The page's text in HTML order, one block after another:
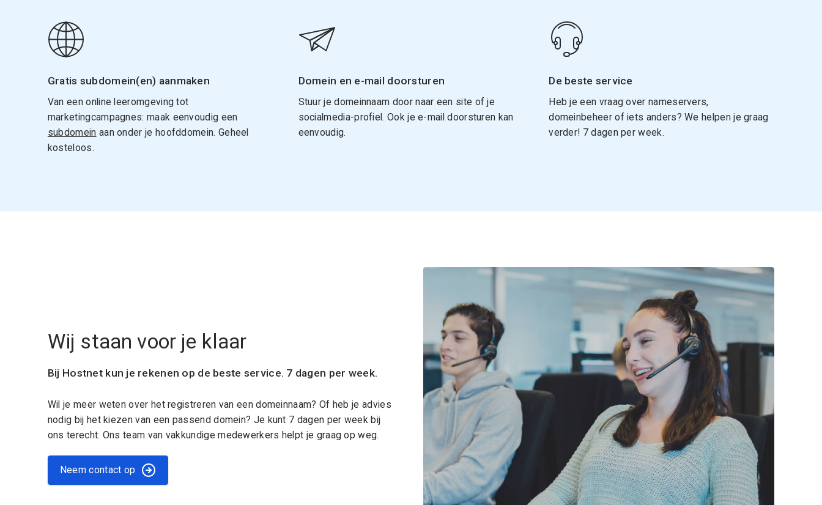
Gratis subdomein(en) aanmaken
Van een online leeromgeving tot
marketingcampagnes: maak eenvoudig een
subdomein aan onder je hoofddomein. Geheel
kosteloos.
Domein en e-mail doorsturen
Stuur je domeinnaam door naar een site of je
socialmedia-profiel. Ook je e-mail doorsturen kan
eenvoudig.
De beste service
Heb je een vraag over nameservers,
domeinbeheer of iets anders? We helpen je graag
verder! 7 dagen per week.
Wij staan voor je klaar
Bij Hostnet kun je rekenen op de beste service. 7 dagen per week.
Wil je meer weten over het registreren van een domeinnaam? Of heb je advies
nodig bij het kiezen van een passend domein? Je kunt 7 dagen per week bij
ons terecht. Ons team van vakkundige medewerkers helpt je graag op weg.
Neem contact op